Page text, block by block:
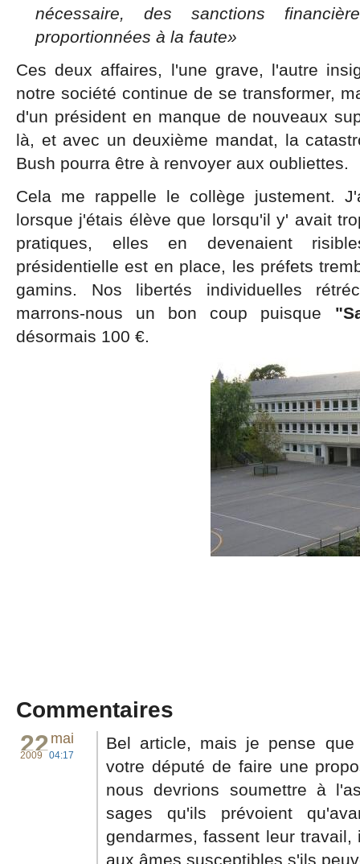
nécessaire, des sanctions
proportionnées à la faute»
Ces deux affaires, l'une grave, l'autre
notre société continue de se transformer,
d'un président en manque de nouveaux
là, et avec un deuxième mandat, la
Bush pourra être à renvoyer aux oubliettes.
Cela me rappelle le collège justement.
lorsque j'étais élève que lorsqu'il y' avait
pratiques, elles en devenaient
présidentielle est en place, les préfets
gamins. Nos libertés individuelles
marrons-nous un bon coup puisque
désormais 100 €.
Commentaires
22 mai
2009 04:17
Bel article, mais je pense
votre député de faire une
nous devrions soumettre à
sages qu'ils prévoient
gendarmes, fassent leur
aux âmes susceptibles s'ils